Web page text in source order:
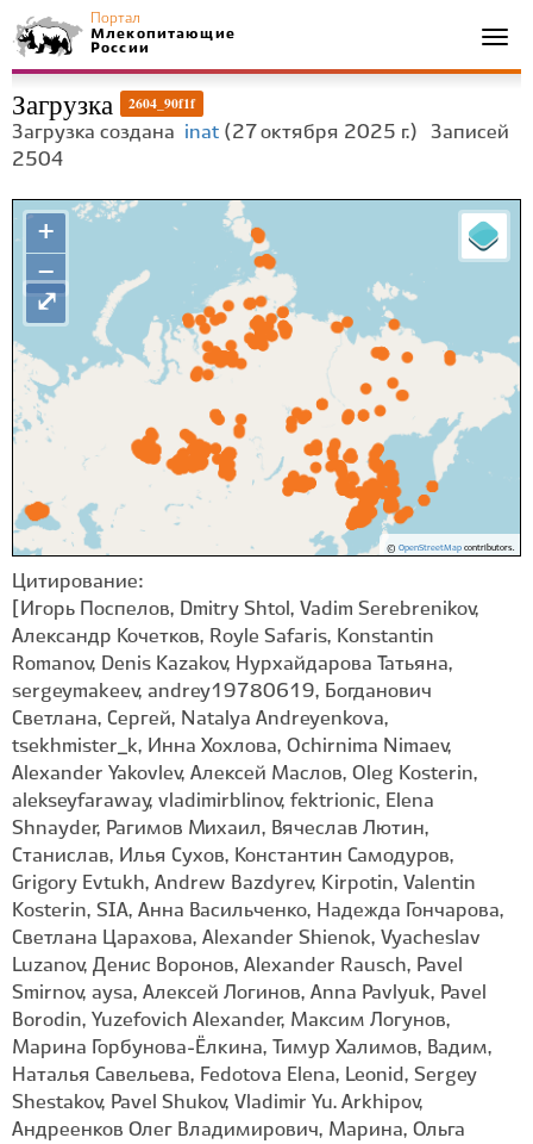
Портал
Млекопитающие
России
Загрузка 2604_90f1f
Загрузка создана inat (27 октября 2025 г.) Записей
2504
+
−
© OpenStreetMapcontributors.
⤢
Цитирование:
[Игорь Поспелов, Dmitry Shtol, Vadim Serebrenikov,
Александр Кочетков, Royle Safaris, Konstantin
Romanov, Denis Kazakov, Нурхайдарова Татьяна,
sergeymakeev, andrey19780619, Богданович
Светлана, Сергей, Natalya Andreyenkova,
tsekhmister_k, Инна Хохлова, Ochirnima Nimaev,
Alexander Yakovlev, Алексей Маслов, Oleg Kosterin,
alekseyfaraway, vladimirblinov, fektrionic, Elena
Shnayder, Рагимов Михаил, Вячеслав Лютин,
Станислав, Илья Сухов, Константин Самодуров,
Grigory Evtukh, Andrew Bazdyrev, Kirpotin, Valentin
Kosterin, SIA, Анна Васильченко, Надежда Гончарова,
Светлана Царахова, Alexander Shienok, Vyacheslav
Luzanov, Денис Воронов, Alexander Rausch, Pavel
Smirnov, aysa, Алексей Логинов, Anna Pavlyuk, Pavel
Borodin, Yuzefovich Alexander, Максим Логунов,
Марина Горбунова-Ëлкина, Тимур Халимов, Вадим,
Наталья Савельева, Fedotova Elena, Leonid, Sergey
Shestakov, Pavel Shukov, Vladimir Yu. Arkhipov,
Андреенков Олег Владимирович, Марина, Ольга